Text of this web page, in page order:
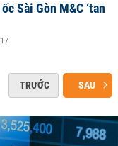
Sài Gòn M&C ‘tan
TRƯỚC SAU